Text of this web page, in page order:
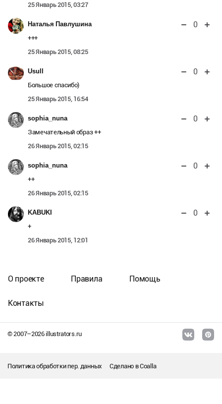
25 Январь 2015, 03:27
Наталья Павлушина 0
+++
25 Январь 2015, 08:25
Usull 0
Большое спасибо)
25 Январь 2015, 16:54
sophia_nuna 0
Замечательный образ ++
26 Январь 2015, 02:15
sophia_nuna 0
++
26 Январь 2015, 02:15
KABUKI 0
+
26 Январь 2015, 12:01
© 2007–2026illustrators.ru
О проекте Правила Помощь
Контакты
Политика обработки пер. данных Сделано вCoalla